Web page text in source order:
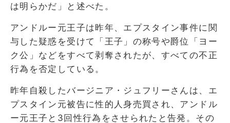
は明らかだ」と述べた。
アンドルー元王子は昨年、エプスタイン事件に関
与した疑惑を受けて「王子」の称号や爵位「ヨー
ク公」などをすべて剥奪されたが、すべての不正
行為を否定している。
昨年自殺したバージニア・ジュフリーさんは、エ
プスタイン元被告に性的人身売買され、アンドル
ー元王子と3回性行為をさせられたと告発。その